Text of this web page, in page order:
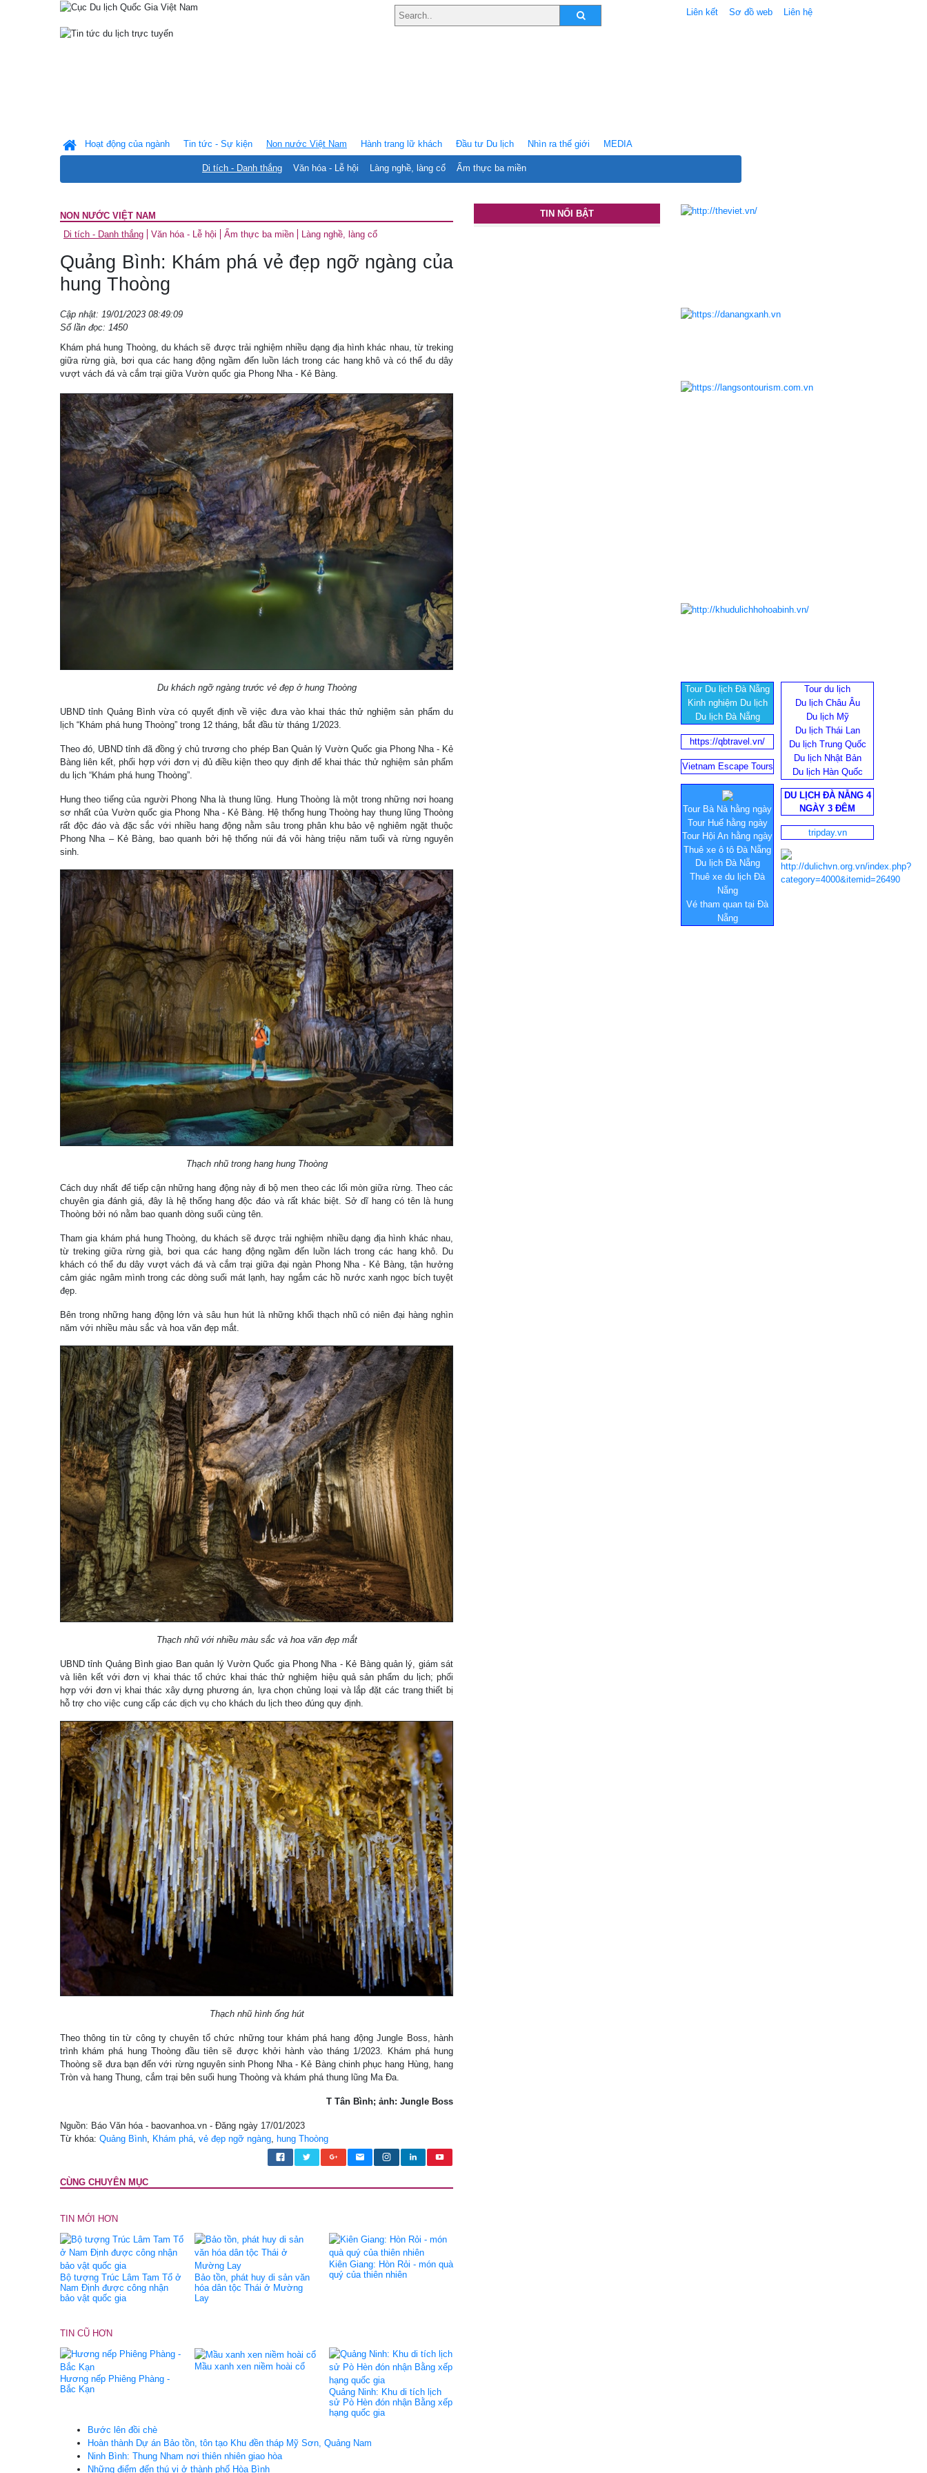
Liên kết Sơ đồ web Liên hệ
Hoạt động của ngành Tin tức - Sự kiện Non nước Việt Nam
Di tích - Danh thắng Văn hóa - Lễ hội Làng nghề, làng cổ Ẩm thực ba miền
Hành trang lữ khách Ðầu tư Du lịch Nhìn ra thế giới MEDIA
NON NƯỚC VIỆT NAM
Di tích - Danh thắng
Văn hóa - Lễ hội Ẩm thực ba miền Làng nghề, làng cổ
Quảng Bình: Khám phá vẻ đẹp ngỡ ngàng của
hung Thoòng
Cập nhật: 19/01/2023 08:49:09
Số lần đọc: 1450
Khám phá hung Thoòng, du khách sẽ được trải nghiệm nhiều dạng địa hình khác nhau, từ treking
giữa rừng già, bơi qua các hang động ngầm đến luồn lách trong các hang khô và có thể đu dây
vượt vách đá và cắm trại giữa Vườn quốc gia Phong Nha - Kẻ Bàng.
Du khách ngỡ ngàng trước vẻ đẹp ở hung Thoòng
UBND tỉnh Quảng Bình vừa có quyết định về việc đưa vào khai thác thử nghiệm sản phẩm du
lịch “Khám phá hung Thoòng” trong 12 tháng, bắt đầu từ tháng 1/2023.
Theo đó, UBND tỉnh đã đồng ý chủ trương cho phép Ban Quản lý Vườn Quốc gia Phong Nha - Kẻ
Bàng liên kết, phối hợp với đơn vị đủ điều kiện theo quy định để khai thác thử nghiệm sản phẩm
du lịch “Khám phá hung Thoòng”.
Hung theo tiếng của người Phong Nha là thung lũng. Hung Thoòng là một trong những nơi hoang
sơ nhất của Vườn quốc gia Phong Nha - Kẻ Bàng. Hệ thống hung Thoòng hay thung lũng Thoòng
rất độc đáo và đặc sắc với nhiều hang động nằm sâu trong phân khu bảo vệ nghiêm ngặt thuộc
Phong Nha – Kẻ Bàng, bao quanh bởi hệ thống núi đá vôi hàng triệu năm tuổi và rừng nguyên
sinh.
Thạch nhũ trong hang hung Thoòng
Cách duy nhất để tiếp cận những hang động này đi bộ men theo các lối mòn giữa rừng. Theo các
chuyên gia đánh giá, đây là hệ thống hang độc đáo và rất khác biệt. Sở dĩ hang có tên là hung
Thoòng bởi nó nằm bao quanh dòng suối cùng tên.
Tham gia khám phá hung Thoòng, du khách sẽ được trải nghiệm nhiều dạng địa hình khác nhau,
từ treking giữa rừng già, bơi qua các hang động ngầm đến luồn lách trong các hang khô. Du
khách có thể đu dây vượt vách đá và cắm trại giữa đại ngàn Phong Nha - Kẻ Bàng, tận hưởng
cảm giác ngâm mình trong các dòng suối mát lạnh, hay ngắm các hồ nước xanh ngọc bích tuyệt
đẹp.
Bên trong những hang động lớn và sâu hun hút là những khối thạch nhũ có niên đại hàng nghìn
năm với nhiều màu sắc và hoa văn đẹp mắt.
Thạch nhũ với nhiều màu sắc và hoa văn đẹp mắt
UBND tỉnh Quảng Bình giao Ban quản lý Vườn Quốc gia Phong Nha - Kẻ Bàng quản lý, giám sát
và liên kết với đơn vị khai thác tổ chức khai thác thử nghiệm hiệu quả sản phẩm du lịch; phối
hợp với đơn vị khai thác xây dựng phương án, lựa chọn chủng loại và lắp đặt các trang thiết bị
hỗ trợ cho việc cung cấp các dịch vụ cho khách du lịch theo đúng quy định.
Thạch nhũ hình ống hút
Theo thông tin từ công ty chuyên tổ chức những tour khám phá hang động Jungle Boss, hành
trình khám phá hung Thoòng đầu tiên sẽ được khởi hành vào tháng 1/2023. Khám phá hung
Thoòng sẽ đưa bạn đến với rừng nguyên sinh Phong Nha - Kẻ Bàng chinh phục hang Hùng, hang
Tròn và hang Thung, cắm trại bên suối hung Thoòng và khám phá thung lũng Ma Đa.
T Tân Bình; ảnh: Jungle Boss
Nguồn: Báo Văn hóa - baovanhoa.vn - Đăng ngày 17/01/2023
Từ khóa: Quảng Bình, Khám phá, vẻ đẹp ngỡ ngàng, hung Thoòng
CÙNG CHUYÊN MỤC
TIN MỚI HƠN
Bộ tượng Trúc Lâm Tam Tổ ở
Nam Định được công nhận
bảo vật quốc gia
Bảo tồn, phát huy di sản văn
hóa dân tộc Thái ở Mường
Lay
Kiên Giang: Hòn Rỏi - món quà
quý của thiên nhiên
TIN CŨ HƠN
Hương nếp Phiêng Phàng -
Bắc Kạn
Mầu xanh xen niềm hoài cổ
Quảng Ninh: Khu di tích lịch
sử Pò Hèn đón nhận Bằng xếp
hạng quốc gia
Bước lên đồi chè
Hoàn thành Dự án Bảo tồn, tôn tạo Khu đền tháp Mỹ Sơn, Quảng Nam
Ninh Bình: Thung Nham nơi thiên nhiên giao hòa
Những điểm đến thú vị ở thành phố Hòa Bình
TIN NỔI BẬT
Tour Du lịch Đà Nẵng
Kinh nghiệm Du lịch
Du lịch Đà Nẵng
Tour du lịch
Du lịch Châu Âu
Du lịch Mỹ
Du lịch Thái Lan
Du lịch Trung Quốc
Du lịch Nhật Bản
Du lịch Hàn Quốc
https://qbtravel.vn/
Vietnam Escape Tours
Tour Bà Nà hằng ngày
Tour Huế hằng ngày
Tour Hội An hằng ngày
Thuê xe ô tô Đà Nẵng
Du lịch Đà Nẵng
Thuê xe du lịch Đà
Nẵng
Vé tham quan tại Đà
Nẵng
DU LỊCH ĐÀ NẴNG 4
NGÀY 3 ĐÊM
tripday.vn